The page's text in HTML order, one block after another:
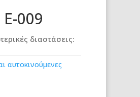
009
διαστάσεις:
αυτοκινούμενες